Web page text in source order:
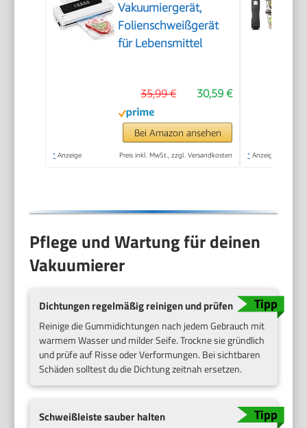
Vakuumiergerät,
Folienschweißgerät
für Lebensmittel
30,59 €
35,99 €
Bei Amazon ansehen
* Anzeige Preis inkl. MwSt., zzgl. Versandkosten * Anzeige
Pflege und Wartung für deinen
Vakuumierer
Dichtungen regelmäßig reinigen und prüfen
Reinige die Gummidichtungen nach jedem Gebrauch mit
warmem Wasser und milder Seife. Trockne sie gründlich
und prüfe auf Risse oder Verformungen. Bei sichtbaren
Schäden solltest du die Dichtung zeitnah ersetzen.
Schweißleiste sauber halten